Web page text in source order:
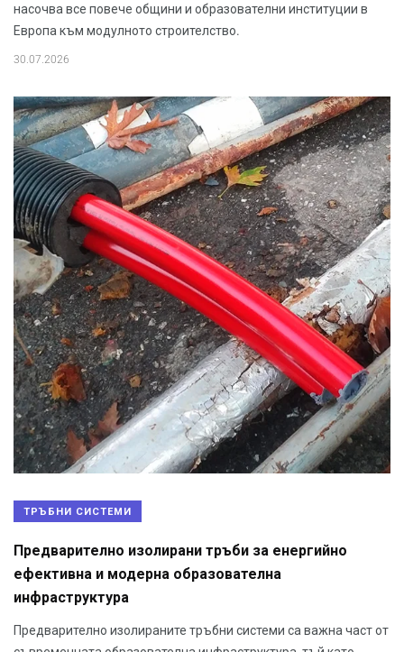
насочва все повече общини и образователни институции в
Европа към модулното строителство.
30.07.2026
ТРЪБНИ СИСТЕМИ
Предварително изолирани тръби за енергийно
ефективна и модерна образователна
инфраструктура
Предварително изолираните тръбни системи са важна част от